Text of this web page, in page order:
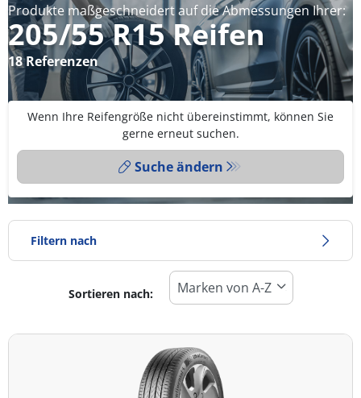
Produkte maßgeschneidert auf die Abmessungen Ihrer:
205/55 R15 Reifen
18 Referenzen
Wenn Ihre Reifengröße nicht übereinstimmt, können Sie
gerne erneut suchen.
Suche ändern
Filtern nach
Reifentyp
Alle Arten (18)
Sortieren nach: